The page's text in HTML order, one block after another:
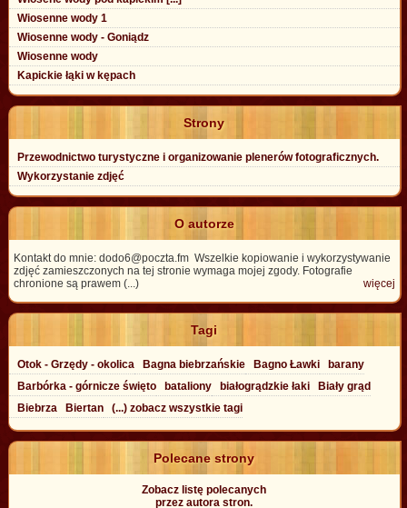
Wiosenne wody 1
Wiosenne wody - Goniądz
Wiosenne wody
Kapickie łąki w kępach
Strony
Przewodnictwo turystyczne i organizowanie plenerów fotograficznych.
Wykorzystanie zdjęć
O autorze
Kontakt do mnie: dodo6@poczta.fm Wszelkie kopiowanie i wykorzystywanie
zdjęć zamieszczonych na tej stronie wymaga mojej zgody. Fotografie
chronione są prawem (...)
więcej
Tagi
Otok - Grzędy - okolica Bagna biebrzańskie Bagno Ławki
barany
Barbórka - górnicze święto
bataliony białogrądzkie łaki
Biały grąd
Biebrza
Biertan (...) zobacz wszystkie tagi
Polecane strony
Zobacz listę polecanych
przez autora stron.